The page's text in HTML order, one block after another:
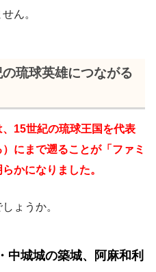
ん。
琉球英雄につながる
15世紀の琉球王国を代表
にまで遡ることが「ファミ
かになりました。
ょうか。
中城城の築城、阿麻和利